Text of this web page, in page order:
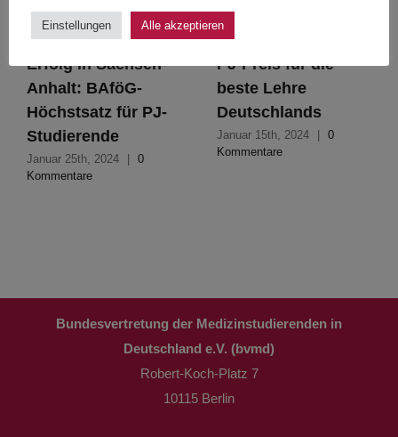
Erfolg in Sachsen-
Anhalt: BAföG-
Höchstsatz für PJ-
Studierende
Januar 25th, 2024
0
Kommentare
PJ-Preis für die
beste Lehre
Deutschlands
Januar 15th, 2024
0
Kommentare
Bundesvertretung der Medizinstudierenden in
Deutschland e.V. (bvmd)
Robert-Koch-Platz 7
10115 Berlin
Einstellungen Alle akzeptieren